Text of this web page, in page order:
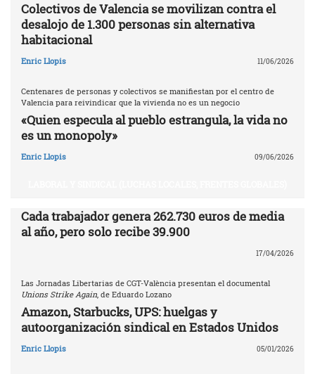
Colectivos de Valencia se movilizan contra el
desalojo de 1.300 personas sin alternativa
habitacional
Enric Llopis 11/06/2026
Centenares de personas y colectivos se manifiestan por el centro de
Valencia para reivindicar que la vivienda no es un negocio
«Quien especula al pueblo estrangula, la vida no
es un monopoly»
Enric Llopis 09/06/2026
Cada trabajador genera 262.730 euros de media
al año, pero solo recibe 39.900
17/04/2026
Las Jornadas Libertarias de CGT-València presentan el documental
Unions Strike Again, de Eduardo Lozano
Amazon, Starbucks, UPS: huelgas y
autoorganización sindical en Estados Unidos
Enric Llopis 05/01/2026